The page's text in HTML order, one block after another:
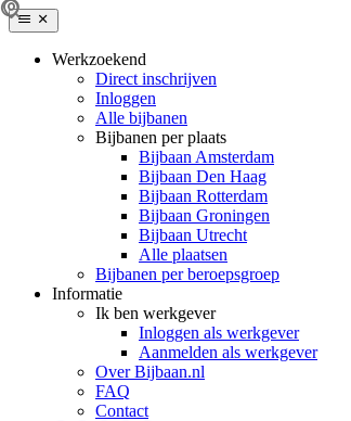
Werkzoekend
Direct inschrijven
Inloggen
Alle bijbanen
Bijbanen per plaats
Bijbaan Amsterdam
Bijbaan Den Haag
Bijbaan Rotterdam
Bijbaan Groningen
Bijbaan Utrecht
Alle plaatsen
Bijbanen per beroepsgroep
Informatie
Ik ben werkgever
Inloggen als werkgever
Aanmelden als werkgever
Over Bijbaan.nl
FAQ
Contact